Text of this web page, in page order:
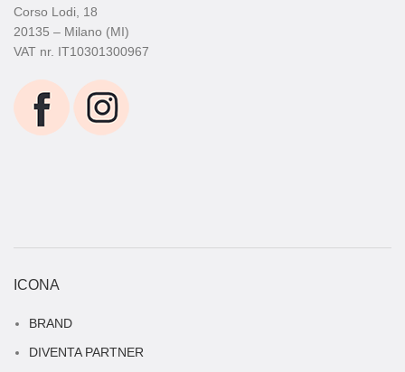
Corso Lodi, 18
20135 – Milano (MI)
VAT nr. IT10301300967
ICONA
BRAND
DIVENTA PARTNER